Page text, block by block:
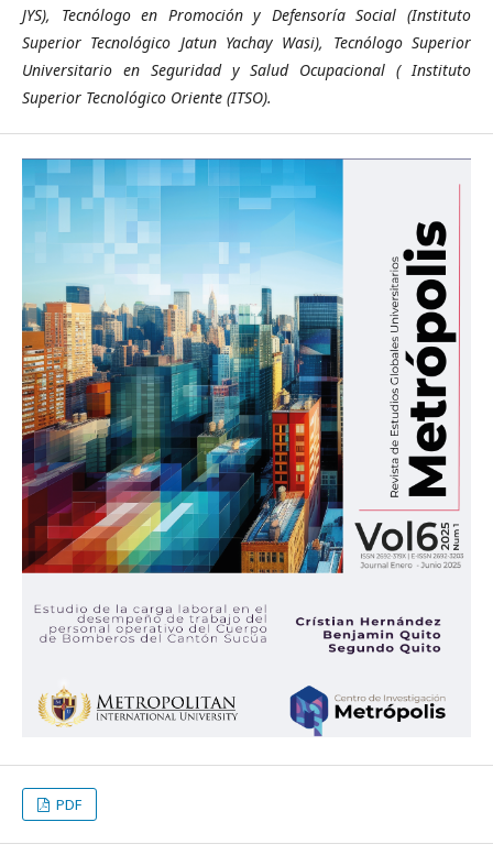
JYS), Tecnólogo en Promoción y Defensoría Social (Instituto
Superior Tecnológico Jatun Yachay Wasi), Tecnólogo Superior
Universitario en Seguridad y Salud Ocupacional ( Instituto
Superior Tecnológico Oriente (ITSO).
PDF